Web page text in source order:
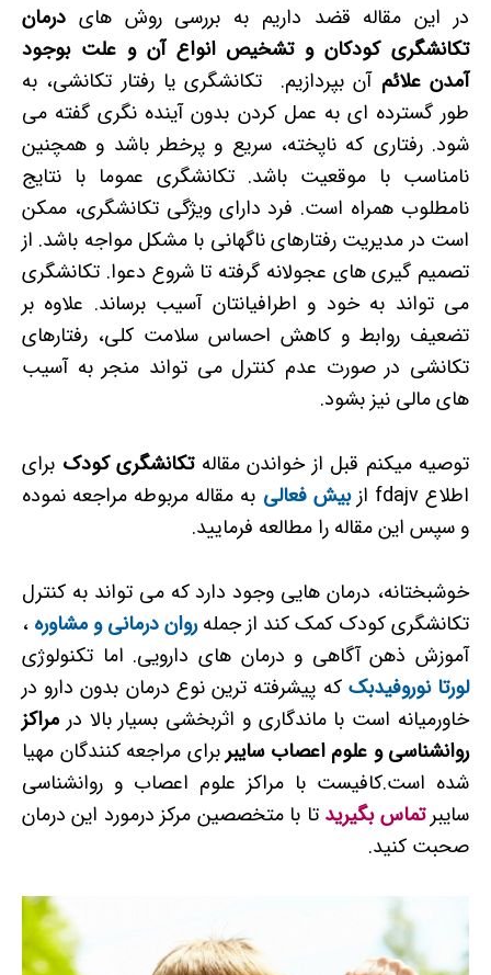
در این مقاله قضد داریم به بررسی روش های درمان
تکانشگری کودکان و تشخیص انواع آن و علت بوجود
آمدن علائمآن بپردازیم. تکانشگری یا رفتار تکانشی، به
طور گسترده ای به عمل کردن بدون آینده نگری گفته می
شود. رفتاری که ناپخته، سریع و پرخطر باشد و همچنین
نامناسب با موقعیت باشد. تکانشگری عموما با نتایج
نامطلوب همراه است. فرد دارای ویژگی تکانشگری، ممکن
است در مدیریت رفتارهای ناگهانی با مشکل مواجه باشد. از
تصمیم گیری های عجولانه گرفته تا شروع دعوا. تکانشگری
می تواند به خود و اطرافیانتان آسیب برساند. علاوه بر
تضعیف روابط و کاهش احساس سلامت کلی، رفتارهای
تکانشی در صورت عدم کنترل می تواند منجر به آسیب
های مالی نیز بشود.
توصیه میکنم قبل از خواندن مقالهتکانشگری کودک برای
اطلاع fdajv از
بیش فعالی به مقاله مربوطه مراجعه نموده
و سپس این مقاله را مطالعه فرمایید.
خوشبختانه، درمان هایی وجود دارد که می تواند به کنترل
تکانشگری کودک کمک کند از جملهروان درمانی و مشاوره ،
آموزش ذهن آگاهی و درمان های دارویی. اما تکنولوژی
لورتا نوروفیدبک که پیشرفته ترین نوع درمان بدون دارو در
خاورمیانه است با ماندگاری و اثربخشی بسیار بالا در مراکز
روانشناسی و علوم اعصاب سایبر برای مراجعه کنندگان مهیا
شده است.کافیست با مراکز علوم اعصاب و روانشناسی
سایبرتماس بگیرید تا با متخصصین مرکز درمورد این درمان
صحبت کنید.